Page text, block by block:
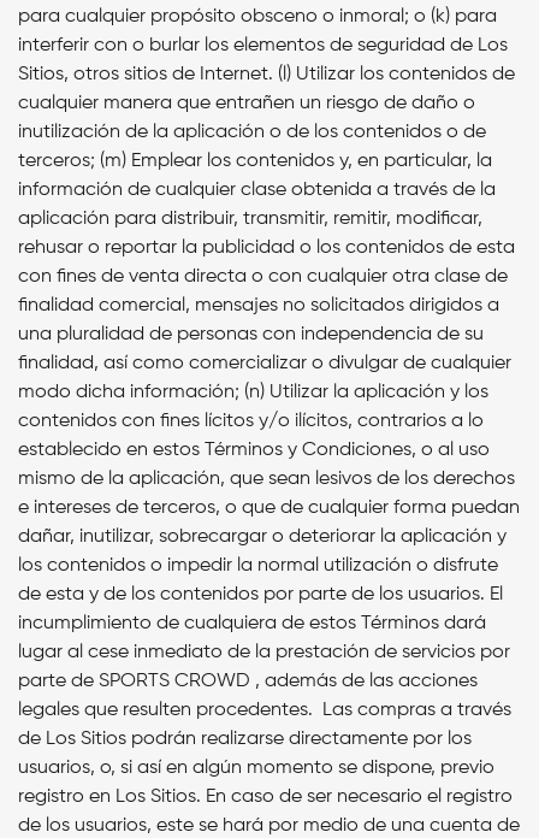
para cualquier propósito obsceno o inmoral; o (k) para
interferir con o burlar los elementos de seguridad de Los
Sitios, otros sitios de Internet. (l) Utilizar los contenidos de
cualquier manera que entrañen un riesgo de daño o
inutilización de la aplicación o de los contenidos o de
terceros; (m) Emplear los contenidos y, en particular, la
información de cualquier clase obtenida a través de la
aplicación para distribuir, transmitir, remitir, modificar,
rehusar o reportar la publicidad o los contenidos de esta
con fines de venta directa o con cualquier otra clase de
finalidad comercial, mensajes no solicitados dirigidos a
una pluralidad de personas con independencia de su
finalidad, así como comercializar o divulgar de cualquier
modo dicha información; (n) Utilizar la aplicación y los
contenidos con fines lícitos y/o ilícitos, contrarios a lo
establecido en estos Términos y Condiciones, o al uso
mismo de la aplicación, que sean lesivos de los derechos
e intereses de terceros, o que de cualquier forma puedan
dañar, inutilizar, sobrecargar o deteriorar la aplicación y
los contenidos o impedir la normal utilización o disfrute
de esta y de los contenidos por parte de los usuarios. El
incumplimiento de cualquiera de estos Términos dará
lugar al cese inmediato de la prestación de servicios por
parte de SPORTS CROWD , además de las acciones
legales que resulten procedentes. Las compras a través
de Los Sitios podrán realizarse directamente por los
usuarios, o, si así en algún momento se dispone, previo
registro en Los Sitios. En caso de ser necesario el registro
de los usuarios, este se hará por medio de una cuenta de